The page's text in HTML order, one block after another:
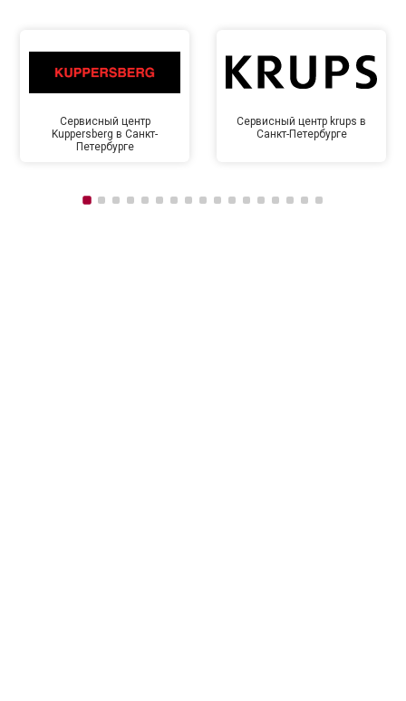
Сервисный центр
Kuppersberg в Санкт-
Петербурге
Сервисный центр krups в
Санкт-Петербурге